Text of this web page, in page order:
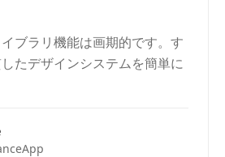
ブラリ機能は画期的です。す
たデザインシステムを簡単に